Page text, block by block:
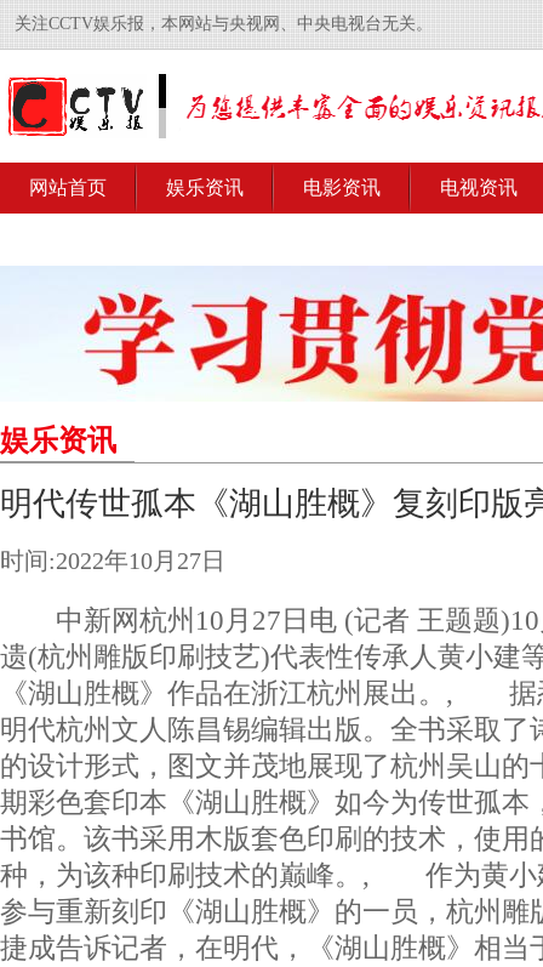
关注CCTV娱乐报，本网站与央视网、中央电视台无关。
网站首页 娱乐资讯 电影资讯 电视资讯
娱乐资讯
明代传世孤本《湖山胜概》复刻印版
时间:2022年10月27日
中新网杭州10月27日电 (记者 王题题)10
遗(杭州雕版印刷技艺)代表性传承人黄小建
《湖山胜概》作品在浙江杭州展出。, 据
明代杭州文人陈昌锡编辑出版。全书采取了
的设计形式，图文并茂地展现了杭州吴山的
期彩色套印本《湖山胜概》如今为传世孤本
书馆。该书采用木版套色印刷的技术，使用
种，为该种印刷技术的巅峰。, 作为黄小
参与重新刻印《湖山胜概》的一员，杭州雕
捷成告诉记者，在明代，《湖山胜概》相当